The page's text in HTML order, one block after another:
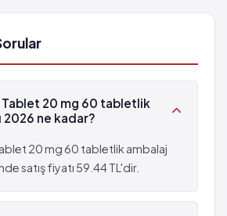
kalp atışı
Tablet 20 mg 60 tabletlik
2026 ne kadar?
20 mg 60 tabletlik ambalaj
satış fiyatı 59.44 TL'dir.